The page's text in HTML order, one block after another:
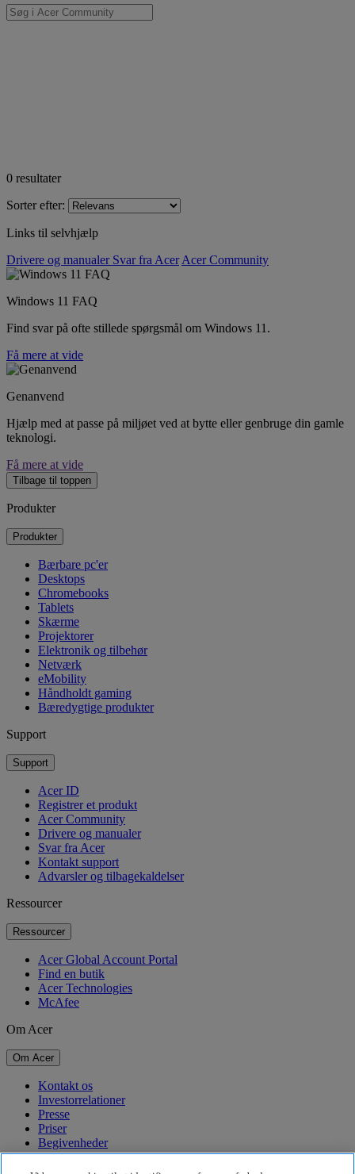
0 resultater
Sorter efter:
Links til selvhjælp
Drivere og manualer Svar fra Acer Acer Community
Windows 11 FAQ
Find svar på ofte stillede spørgsmål om Windows 11.
Få mere at vide
Genanvend
Hjælp med at passe på miljøet ved at bytte eller genbruge din gamle
teknologi.
Få mere at vide
Tilbage til toppen
Produkter
Produkter
Bærbare pc'er
Desktops
Chromebooks
Tablets
Skærme
Projektorer
Elektronik og tilbehør
Netværk
eMobility
Håndholdt gaming
Bæredygtige produkter
Support
Support
Acer ID
Registrer et produkt
Acer Community
Drivere og manualer
Svar fra Acer
Kontakt support
Advarsler og tilbagekaldelser
Ressourcer
Ressourcer
Acer Global Account Portal
Find en butik
Acer Technologies
McAfee
Om Acer
Om Acer
Kontakt os
Investorrelationer
Presse
Priser
Begivenheder
Bæredygtighed